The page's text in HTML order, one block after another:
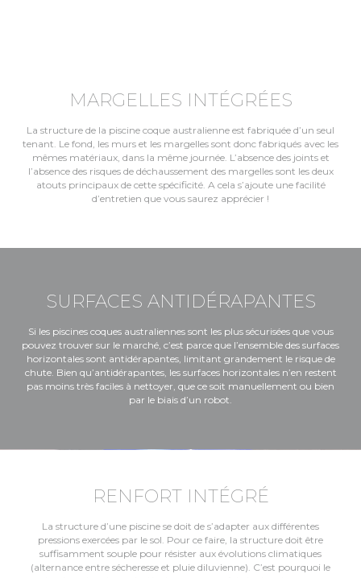
MARGELLES INTÉGRÉES
La structure de la piscine coque australienne est fabriquée d’un seul
tenant. Le fond, les murs et les margelles sont donc fabriqués avec les
mêmes matériaux, dans la même journée. L’absence des joints et
l’absence des risques de déchaussement des margelles sont les deux
atouts principaux de cette spécificité. A cela s’ajoute une facilité
d’entretien que vous saurez apprécier !
SURFACES ANTIDÉRAPANTES
Si les piscines coques australiennes sont les plus sécurisées que vous
pouvez trouver sur le marché, c’est parce que l’ensemble des surfaces
horizontales sont antidérapantes, limitant grandement le risque de
chute. Bien qu’antidérapantes, les surfaces horizontales n’en restent
pas moins très faciles à nettoyer, que ce soit manuellement ou bien
par le biais d’un robot.
RENFORT INTÉGRÉ
La structure d’une piscine se doit de s’adapter aux différentes
pressions exercées par le sol. Pour ce faire, la structure doit être
suffisamment souple pour résister aux évolutions climatiques
(alternance entre sécheresse et pluie diluvienne). C’est pourquoi le